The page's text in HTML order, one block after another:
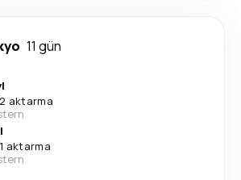
11 gün
2 aktarma
1 aktarma